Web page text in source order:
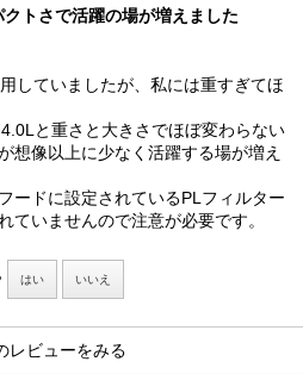
トさで活躍の場が増えました
していましたが、私には重すぎてほ
と重さと大きさでほぼ変わらない
想像以上に少なく活躍する場が増え
ードに設定されているPLフィルター
ていませんので注意が必要です。
はい いいえ
レビューをみる